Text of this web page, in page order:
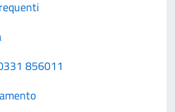
856011